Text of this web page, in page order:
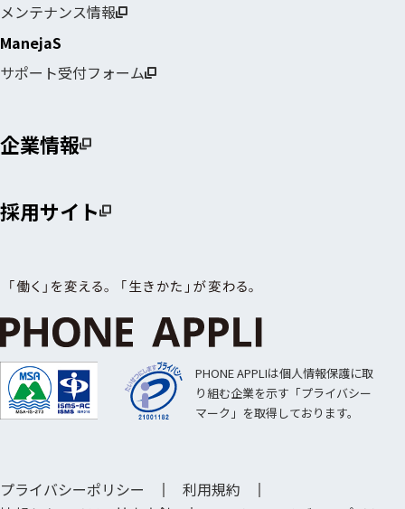
メンテナンス情報
ManejaS
サポート受付フォーム
企業情報
採用サイト
PHONE APPLIは個人情報保護に取
り組む企業を示す「プライバシー
マーク」を取得しております。
プライバシーポリシー
利用規約